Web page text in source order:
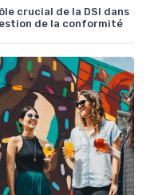
crucial de la DSI dans
de la conformité